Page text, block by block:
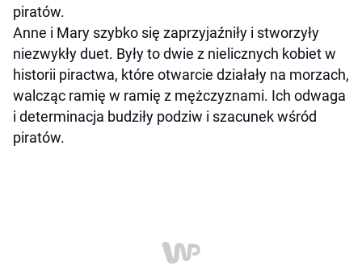
piratów.
Anne i Mary szybko się zaprzyjaźniły i stworzyły
niezwykły duet. Były to dwie z nielicznych kobiet w
historii piractwa, które otwarcie działały na morzach,
walcząc ramię w ramię z mężczyznami. Ich odwaga
i determinacja budziły podziw i szacunek wśród
piratów.